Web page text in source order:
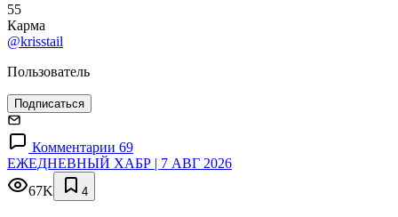
55
Карма
@krisstail
Пользователь
Подписаться
Комментарии 69
ЕЖЕДНЕВНЫЙ ХАБР | 7 АВГ 2026
67K
4